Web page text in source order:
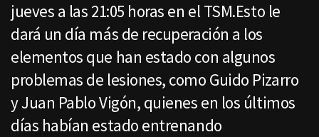
jueves a las 21:05 horas en el TSM.Esto le
dará un día más de recuperación a los
elementos que han estado con algunos
problemas de lesiones, como Guido Pizarro
y Juan Pablo Vigón, quienes en los últimos
días habían estado entrenando